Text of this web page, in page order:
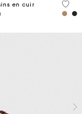
Rating
en cuir
5 out